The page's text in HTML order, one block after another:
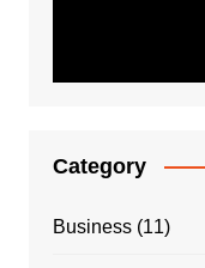
Category
Business(11)